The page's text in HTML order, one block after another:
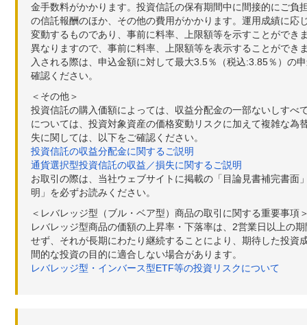
金手数料がかかります。投資信託の保有期間中に間接的にご
の信託報酬のほか、その他の費用がかかります。運用成績に
変動するものであり、事前に料率、上限額等を示すことがで
異なりますので、事前に料率、上限額等を表示することがで
入される際は、申込金額に対して最大3.5％（税込:3.85％）の
確認ください。
＜その他＞
投資信託の購入価額によっては、収益分配金の一部ないしす
については、投資対象資産の価格変動リスクに加えて複雑な
失に関しては、以下をご確認ください。
投資信託の収益分配金に関するご説明
通貨選択型投資信託の収益／損失に関するご説明
お取引の際は、当社ウェブサイトに掲載の「目論見書補完書
明」を必ずお読みください。
＜レバレッジ型（ブル・ベア型）商品の取引に関する重要事項
レバレッジ型商品の価額の上昇率・下落率は、2営業日以上の
せず、それが長期にわたり継続することにより、期待した投
間的な投資の目的に適合しない場合があります。
レバレッジ型・インバース型ETF等の投資リスクについて